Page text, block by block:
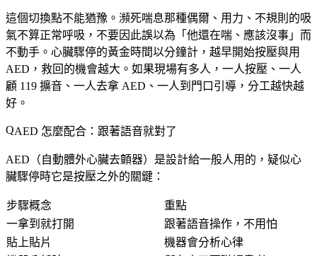
這個切換點不能猶豫。瀕死喘息那種偶爾、用力、不規則的吸
氣不算正常呼吸 ，不要因此誤以為「他還在喘、應該沒事」而
不動手。心臟驟停的黃金時間以分鐘計，越早開始按壓與用
AED，救回的機會越大。如果現場有多人， 一人按壓、一人
顧 119 擴音、一人去拿 AED、一人到門口引導 ，分工越快越
好。
AED 怎麼配合：跟著語音就對了
AED（自動體外心臟去顫器）是設計給一般人用的，疑似心
臟驟停時它是按壓之外的關鍵：
步驟概念
重點
一拿到就打開
跟著語音操作，不用怕
貼上貼片
機器會分析心律